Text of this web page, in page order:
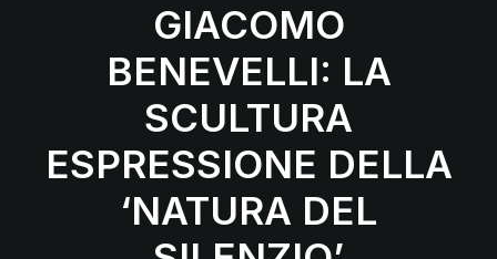
GIACOMO
BENEVELLI: LA
SCULTURA
ESPRESSIONE DELLA
‘NATURA DEL